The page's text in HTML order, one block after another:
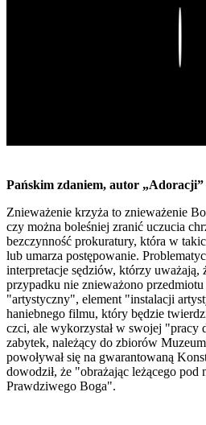
Pańskim zdaniem, autor „Adoracji”
Znieważenie krzyża to znieważenie
czy można boleśniej zranić uczucia
bezczynność prokuratury, która w
lub umarza postępowanie.
interpretacje sędziów, którzy
przypadku nie znieważono
"artystyczny", element "instalacji
haniebnego filmu, który będzie
czci, ale wykorzystał w swojej
zabytek, należący do zbiorów
powoływał się na gwarantowaną
dowodził, że "obrażając leżącego pod
Prawdziwego Boga".